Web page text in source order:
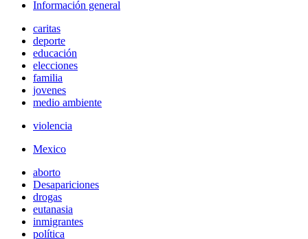
Información general
caritas
deporte
educación
elecciones
familia
jovenes
medio ambiente
violencia
Mexico
aborto
Desapariciones
drogas
eutanasia
inmigrantes
política